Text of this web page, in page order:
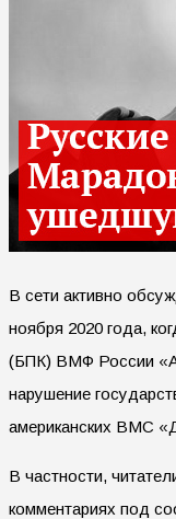
В сети активно
ноября 2020 года,
(БПК) ВМФ России
нарушение
американских ВМС
В частности,
комментариях под